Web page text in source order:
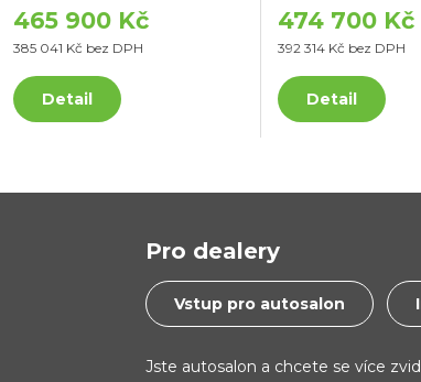
465 900 Kč
385 041 Kč bez DPH
Detail
474 700 Kč
392 314 Kč bez DPH
Detail
Pro dealery
Vstup pro autosalon
Jste autosalon a chcete se více